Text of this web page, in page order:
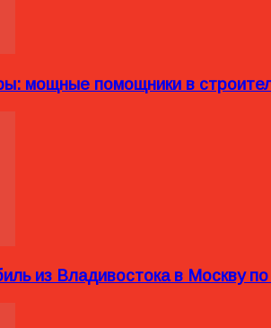
мощные помощники в
из Владивостока в Москву